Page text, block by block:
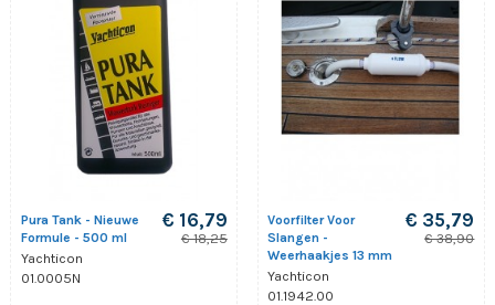
Pura Tank - Nieuwe
Formule - 500 ml
Yachticon
01.0005N
€ 16,79
€ 18,25
Voorfilter Voor
Slangen -
Weerhaakjes 13 mm
Yachticon
01.1942.00
€ 35,79
€ 38,90